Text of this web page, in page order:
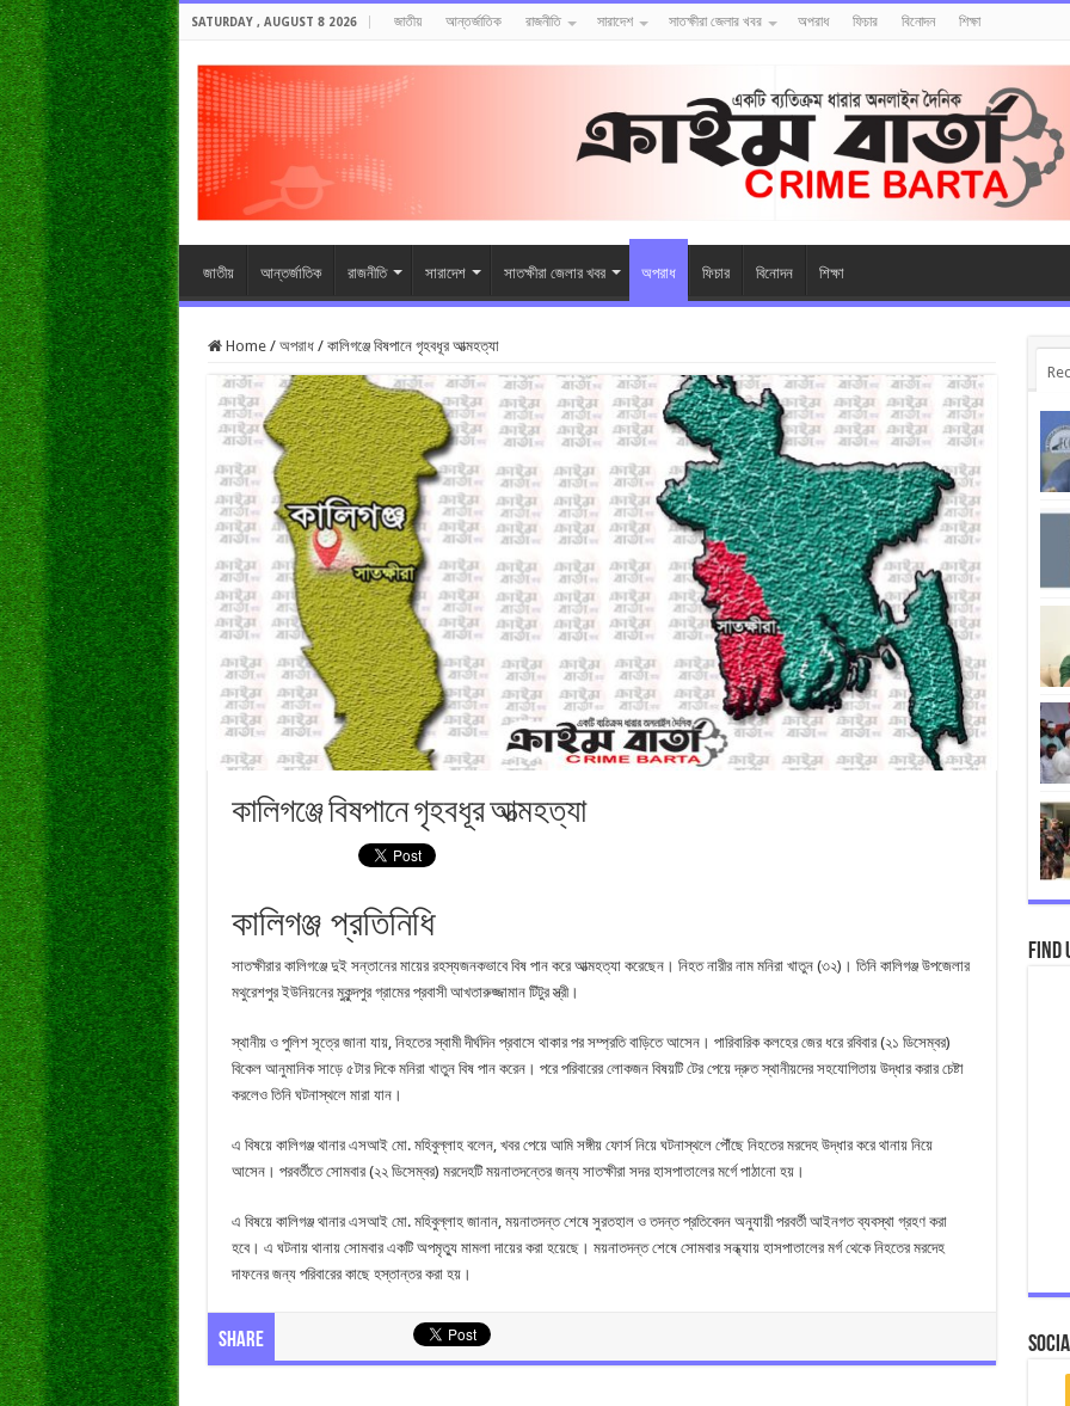
SATURDAY , AUGUST 8 2026 জাতীয় আন্তর্জাতিক রাজনীতি সারাদেশ সাতক্ষীরা জেলার খবর অপরাধ ফিচার বিনোদন শিক্ষা
জাতীয় আন্তর্জাতিক রাজনীতি সারাদেশ সাতক্ষীরা জেলার খবর অপরাধ ফিচার বিনোদন শিক্ষা
Home / অপরাধ / কালিগঞ্জে বিষপানে গৃহবধূর আত্মহত্যা
কালিগঞ্জে বিষপানে গৃহবধূর আত্মহত্যা
কালিগঞ্জ প্রতিনিধি
সাতক্ষীরার কালিগঞ্জে দুই সন্তানের মায়ের রহস্যজনকভাবে বিষ পান করে আত্মহত্যা করেছেন। নিহত নারীর নাম মনিরা খাতুন (৩২)। তিনি কালিগঞ্জ উপজেলার
মথুরেশপুর ইউনিয়নের মুকুন্দপুর গ্রামের প্রবাসী আখতারুজ্জামান টিটুর স্ত্রী।
স্থানীয় ও পুলিশ সূত্রে জানা যায়, নিহতের স্বামী দীর্ঘদিন প্রবাসে থাকার পর সম্প্রতি বাড়িতে আসেন। পারিবারিক কলহের জের ধরে রবিবার (২১ ডিসেম্বর)
বিকেল আনুমানিক সাড়ে ৫টার দিকে মনিরা খাতুন বিষ পান করেন। পরে পরিবারের লোকজন বিষয়টি টের পেয়ে দ্রুত স্থানীয়দের সহযোগিতায় উদ্ধার করার চেষ্টা
করলেও তিনি ঘটনাস্থলে মারা যান।
এ বিষয়ে কালিগঞ্জ থানার এসআই মো. মহিবুল্লাহ বলেন, খবর পেয়ে আমি সঙ্গীয় ফোর্স নিয়ে ঘটনাস্থলে পৌঁছে নিহতের মরদেহ উদ্ধার করে থানায় নিয়ে
আসেন। পরবর্তীতে সোমবার (২২ ডিসেম্বর) মরদেহটি ময়নাতদন্তের জন্য সাতক্ষীরা সদর হাসপাতালের মর্গে পাঠানো হয়।
এ বিষয়ে কালিগঞ্জ থানার এসআই মো. মহিবুল্লাহ জানান, ময়নাতদন্ত শেষে সুরতহাল ও তদন্ত প্রতিবেদন অনুযায়ী পরবর্তী আইনগত ব্যবস্থা গ্রহণ করা
হবে। এ ঘটনায় থানায় সোমবার একটি অপমৃত্যু মামলা দায়ের করা হয়েছে। ময়নাতদন্ত শেষে সোমবার সন্ধ্যায় হাসপাতালের মর্গ থেকে নিহতের মরদেহ
দাফনের জন্য পরিবারের কাছে হস্তান্তর করা হয়।
Share
Find